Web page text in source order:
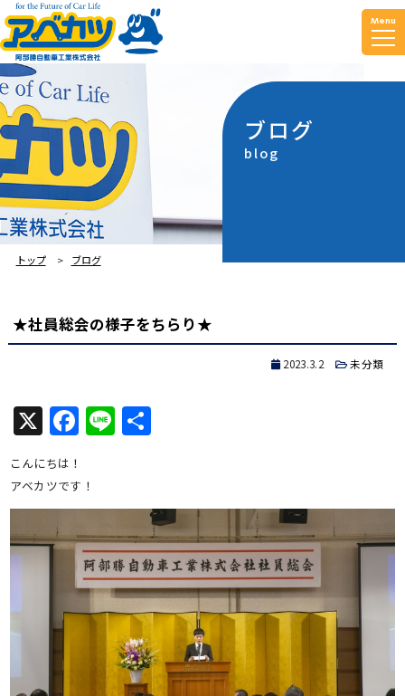
Menu
ブログ
blog
トップ ブログ
★社員総会の様子をちらり★
2023.3.2 未分類
X Facebook
Line共
こんにちは！
アベカツです！